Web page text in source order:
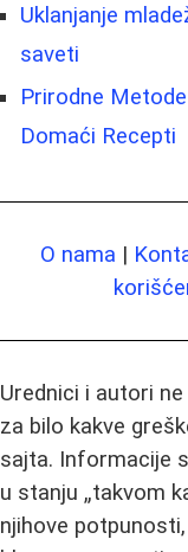
Uklanjanje
saveti
Prirodne
Domaći Recepti
O nama |
Urednici i autori
za bilo kakve
sajta. Informacije
u stanju „takvom
njihove